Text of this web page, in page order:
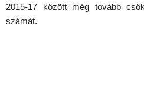
2015-17 között még tovább
számát.